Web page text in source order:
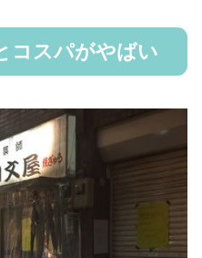
コスパがやばい